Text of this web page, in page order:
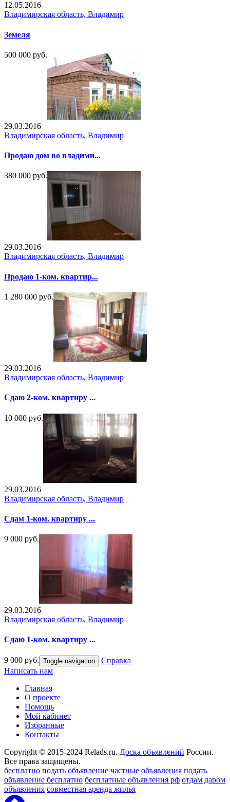
12.05.2016
Владимирская область, Владимир
Земеля
500 000 руб.
29.03.2016
Владимирская область, Владимир
Продаю дом во владими...
380 000 руб.
29.03.2016
Владимирская область, Владимир
Продаю 1-ком. квартир...
1 280 000 руб.
29.03.2016
Владимирская область, Владимир
Сдаю 2-ком. квартиру ...
10 000 руб.
29.03.2016
Владимирская область, Владимир
Сдам 1-ком. квартиру ...
9 000 руб.
29.03.2016
Владимирская область, Владимир
Сдаю 1-ком. квартиру ...
9 000 руб. Toggle navigation
Справка
Написать нам
Главная
О проекте
Помощь
Мой кабинет
Избранные
Контакты
Copyright © 2015-2024 Relads.ru. Доска объявлений России.
Все права защищены.
бесплатно подать объявление частные объявления подать
объявление бесплатно бесплатные объявления рф отдам даром
объявления совместная аренда жилья